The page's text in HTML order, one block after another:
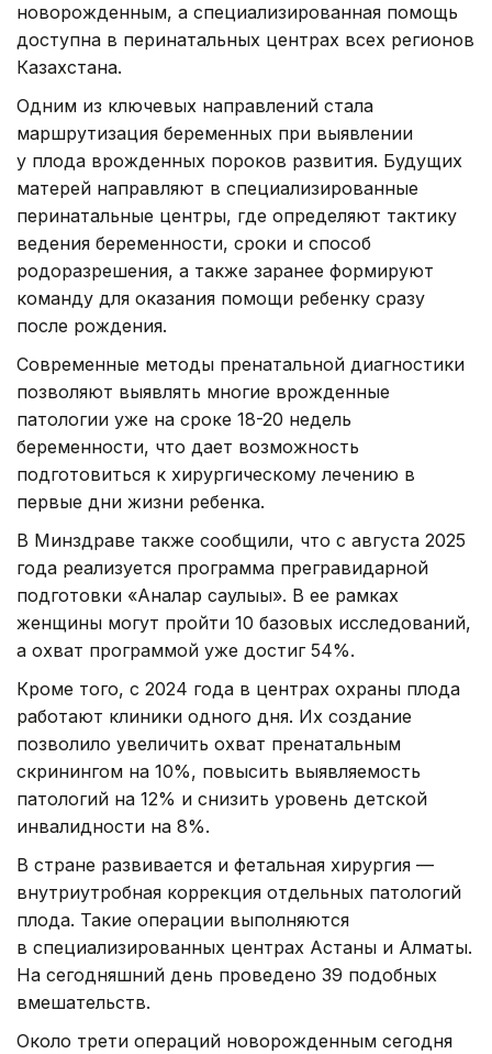
новорожденным, а специализированная помощь
доступна в перинатальных центрах всех регионов
Казахстана.
Одним из ключевых направлений стала
маршрутизация беременных при выявлении
у плода врожденных пороков развития. Будущих
матерей направляют в специализированные
перинатальные центры, где определяют тактику
ведения беременности, сроки и способ
родоразрешения, а также заранее формируют
команду для оказания помощи ребенку сразу
после рождения.
Современные методы пренатальной диагностики
позволяют выявлять многие врожденные
патологии уже на сроке 18-20 недель
беременности, что дает возможность
подготовиться к хирургическому лечению в
первые дни жизни ребенка.
В Минздраве также сообщили, что с августа 2025
года реализуется программа прегравидарной
подготовки «Аналар саулығы». В ее рамках
женщины могут пройти 10 базовых исследований,
а охват программой уже достиг 54%.
Кроме того, с 2024 года в центрах охраны плода
работают клиники одного дня. Их создание
позволило увеличить охват пренатальным
скринингом на 10%, повысить выявляемость
патологий на 12% и снизить уровень детской
инвалидности на 8%.
В стране развивается и фетальная хирургия —
внутриутробная коррекция отдельных патологий
плода. Такие операции выполняются
в специализированных центрах Астаны и Алматы.
На сегодняшний день проведено 39 подобных
вмешательств.
Около трети операций новорожденным сегодня